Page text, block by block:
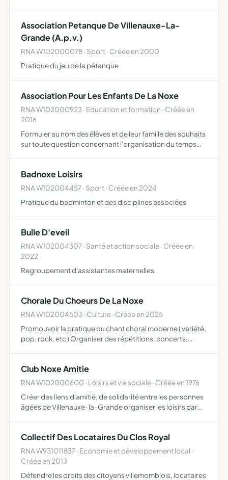
Association Petanque De Villenauxe-La-
Grande (A.p.v.)
RNA W102000078 · Sport · Créée en 2000
Pratique du jeu de la pétanque
Association Pour Les Enfants De La Noxe
RNA W102000923 · Education et formation · Créée en
2016
Formuler au nom des élèves et de leur famille des souhaits
sur toute question concernant l'organisation du temps
Badnoxe Loisirs
RNA W102004457 · Sport · Créée en 2024
Pratique du badminton et des disciplines associées
Bulle D'eveil
RNA W102004307 · Santé et action sociale · Créée en
2022
Regroupement d'assistantes maternelles
Chorale Du Choeurs De La Noxe
RNA W102004503 · Culture · Créée en 2025
Promouvoir la pratique du chant choral moderne ( variété,
pop, rock, etc ) Organiser des répétitions, concerts,
Club Noxe Amitie
RNA W102000600 · Loisirs et vie sociale · Créée en 1976
Créer des liens d'amitié, de solidarité entre les personnes
âgées de Villenauxe-la-Grande organiser les loisirs par
Collectif Des Locataires Du Clos Royal
RNA W931011837 · Economie et développement local ·
Créée en 2013
Défendre les droits des citoyens villemomblois, locataires